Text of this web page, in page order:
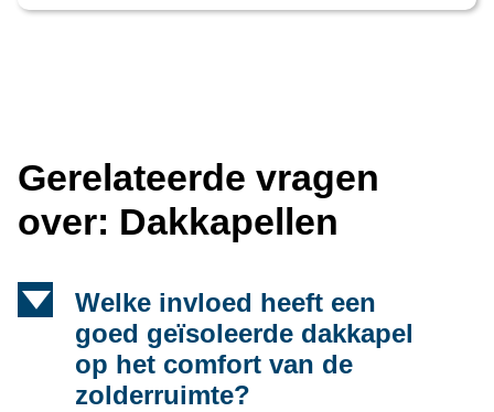
Gerelateerde vragen
over: Dakkapellen
d
Welke invloed heeft een
goed geïsoleerde dakkapel
op het comfort van de
zolderruimte?